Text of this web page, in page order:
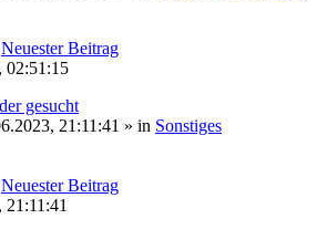
Neuester Beitrag
02:51:15
gesucht
21:11:41 » in Sonstiges
Neuester Beitrag
21:11:41